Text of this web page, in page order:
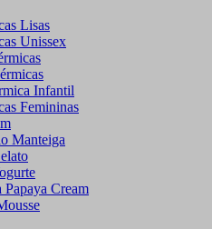
Lisas
Unissex
Infantil
Femininas
Manteiga
Papaya Cream